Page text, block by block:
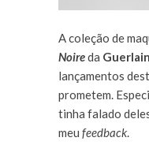
A coleção de
Noireda Guerlain
lançamentos
prometem.
tinha falado
meu feedback.